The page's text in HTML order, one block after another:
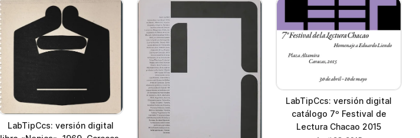
LabTipCcs: versión digital
LabTipCcs: versión digital
catálogo 7º Festival de
Lectura Chacao 2015